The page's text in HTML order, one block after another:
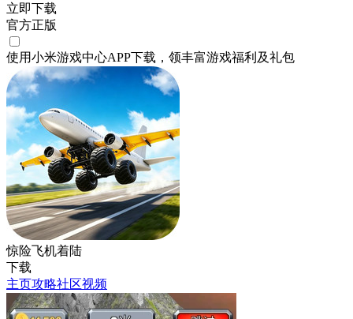
立即下载
官方正版
使用小米游戏中心APP下载 ，领丰富游戏福利 及礼包
惊险飞机着陆
下载
主页攻略社区视频